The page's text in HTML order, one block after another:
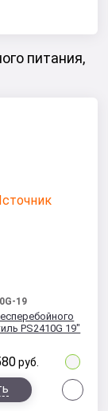
питания,
19
PS2410G 19"
руб.